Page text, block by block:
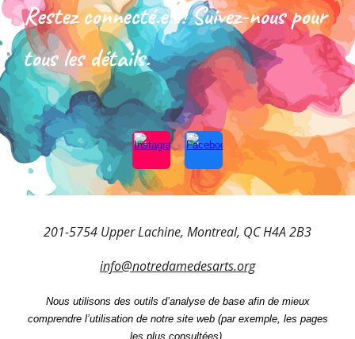
Restez connecté.e.s! Suivez-nous pour
tous les détails.
201-5754 Upper Lachine, Montreal, QC H4A 2B3
info@notredamedesarts.org
Nous utilisons des outils d’analyse de base afin de mieux
comprendre l’utilisation de notre site web (par exemple, les pages
les plus consultées).